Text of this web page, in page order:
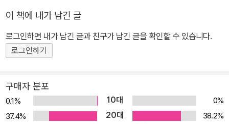
스 실무 응용, IT 신기술 동향 및 시스템 관리, 전산영어 3권 - C와 J
AVA의 기본 + 알고리즘 해법(동영상 강좌) + 최신기출문제 ■ 시간
이 부족한 수험생들의 궁금증 완전 해결! 시나공 홈페이지(www.sin
agong.co.kr)에 14년간 쌓인 50만 회원들의 질문과 답변 데이터를
영하였습니다. ■ 알고리즘 해법, C와 Java 코딩 동영상 강의를 제공
합니다. 당락의 열쇠는 알고리즘! 알고리즘에 쉽게 접근할 수 있도록
순서도를 읽는 방법인 디버깅 방법, 알고리즘 유형별로 대표적인 문
이 책에 내가 남긴 글
로그인하면 내가 남긴 글과 친구가 남긴 글을 확인할 수 있습니다.
로그인하기
구매자 분포
0.1% 10대
0%
37.4%
20대
38.2%